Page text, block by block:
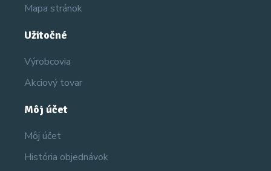
Mapa stránok
Užitočné
Výrobcovia
Akciový tovar
Môj účet
Môj účet
História objednávok